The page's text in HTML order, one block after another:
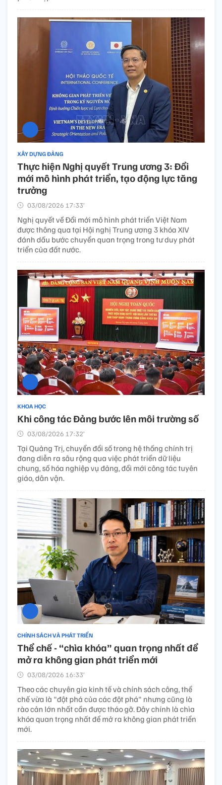
XÂY DỰNG ĐẢNG
Thực hiện Nghị quyết Trung ương 3: Đổi
mới mô hình phát triển, tạo động lực tăng
trưởng
03/08/2026 17:33’
Nghị quyết về Đổi mới mô hình phát triển Việt Nam
được thông qua tại Hội nghị Trung ương 3 khóa XIV
đánh dấu bước chuyển quan trọng trong tư duy phát
triển của đất nước.
KHOA HỌC
Khi công tác Đảng bước lên môi trường số
03/08/2026 17:32’
Tại Quảng Trị, chuyển đổi số trong hệ thống chính trị
đang diễn ra sâu rộng qua việc phát triển dữ liệu
chung, số hóa nghiệp vụ đảng, đổi mới công tác tuyên
giáo, dân vận.
CHÍNH SÁCH VÀ PHÁT TRIỂN
Thể chế - “chìa khóa” quan trọng nhất để
mở ra không gian phát triển mới​
03/08/2026 16:33’
Theo các chuyên gia kinh tế và chính sách công, thể
chế vừa là "đột phá của các đột phá" nhưng cũng là
rào cản lớn nhất cần được tháo gỡ. Đây chính là chìa
khóa quan trọng nhất để mở ra không gian phát triển
mới.